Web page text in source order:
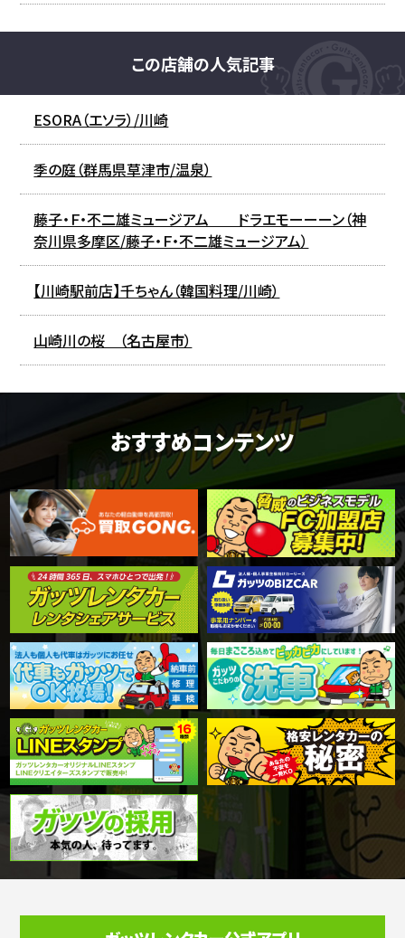
この店舗の人気記事
ESORA（エソラ）/川崎
季の庭（群馬県草津市/温泉）
藤子・Ｆ・不二雄ミュージアム ドラエモーーーン（神
奈川県多摩区/藤子・Ｆ・不二雄ミュージアム）
【川崎駅前店】千ちゃん（韓国料理/川崎）
山崎川の桜 （名古屋市）
おすすめコンテンツ